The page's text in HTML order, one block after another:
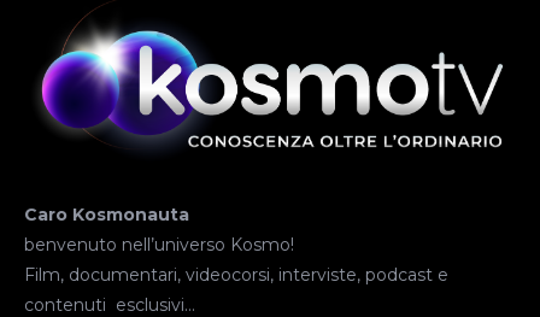
Caro Kosmonauta
benvenuto nell’universo Kosmo!
Film, documentari, videocorsi, interviste, podcast e
contenuti esclusivi…